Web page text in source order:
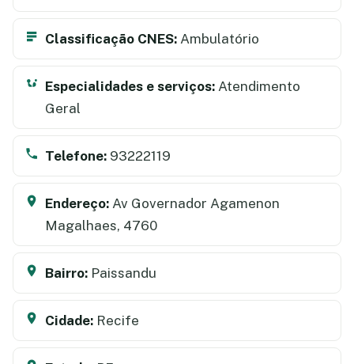
Classificação CNES: Ambulatório
Especialidades e serviços: Atendimento
Geral
Telefone: 93222119
Endereço: Av Governador Agamenon
Magalhaes, 4760
Bairro: Paissandu
Cidade: Recife